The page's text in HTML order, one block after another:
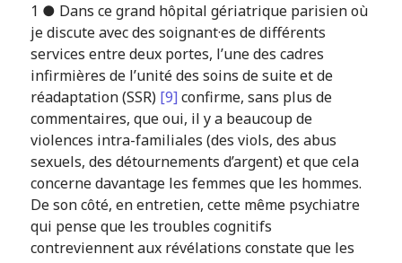
1 ● Dans ce grand hôpital gériatrique parisien où
je discute avec des soignant·es de différents
services entre deux portes, l’une des cadres
infirmières de l’unité des soins de suite et de
réadaptation (SSR) [9]confirme, sans plus de
commentaires, que oui, il y a beaucoup de
violences intra-familiales (des viols, des abus
sexuels, des détournements d’argent) et que cela
concerne davantage les femmes que les hommes.
De son côté, en entretien, cette même psychiatre
qui pense que les troubles cognitifs
contreviennent aux révélations constate que les